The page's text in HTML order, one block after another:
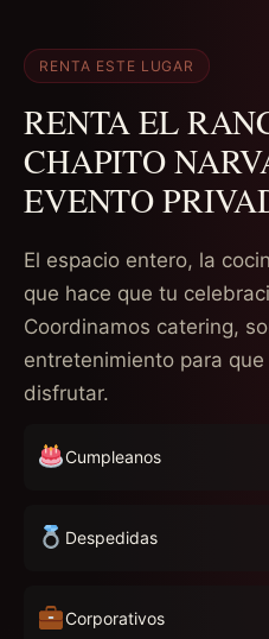
RENTA ESTE LUGAR
RENTA EL
CHAPITO
EVENTO
El espacio entero, la
que hace que tu
Coordinamos catering,
entretenimiento para
disfrutar.
Cumpleanos
Despedidas
Corporativos